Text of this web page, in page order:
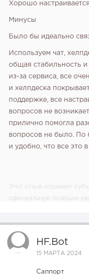
Хорошо
Минусы
Было бы идеально
Используем чат,
общая стабильность и
из-за сервиса, все
и хелпдеска
поддержке, все
вопросов не
прилично помогла
вопросов не было. По
и удобно, что все это
Этот отзыв отражает
официальную позицию
HF.bot
15 МАРТА 2024
Саппорт